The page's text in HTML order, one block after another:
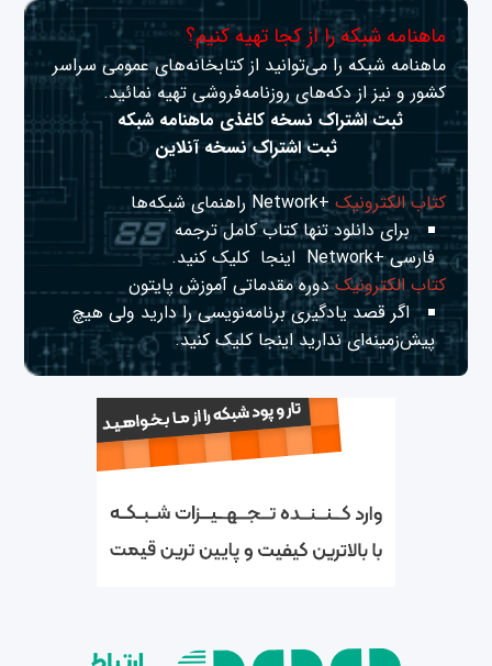
ماهنامه شبکه را از کجا تهیه کنیم؟
ماهنامه شبکه را می‌توانید از کتابخانه‌های عمومی سراسر
کشور و نیز از دکه‌های روزنامه‌فروشی تهیه نمائید.
ثبت اشتراک نسخه کاغذی ماهنامه شبکه
ثبت اشتراک نسخه آنلاین
کتاب الکترونیک+Network راهنمای شبکه‌ها
برای دانلود تنها کتاب کامل ترجمه
فارسی +Network
اینجا کلیک کنید.
کتاب الکترونیکدوره مقدماتی آموزش پایتون
اگر قصد یادگیری برنامه‌نویسی را دارید ولی هیچ
پیش‌زمینه‌ای نداریداینجا کلیک کنید.